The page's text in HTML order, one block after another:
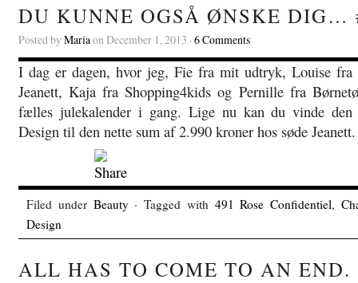
DU KUNNE OGSÅ ØNSKE DIG…
Posted byMariaon December 1, 2013 ·6 Comments
I dag er dagen, hvor jeg, Fie fra mit udtryk, Louise fra
Jeanett, Kaja fra Shopping4kids og Pernille fra
fælles julekalender i gang. Lige nu kan du vinde
Design til den nette sum af 2.990 kroner hos søde
Filed under Beauty· Tagged with 491 Rose Confidentiel,
Design
ALL HAS TO COME TO AN END.